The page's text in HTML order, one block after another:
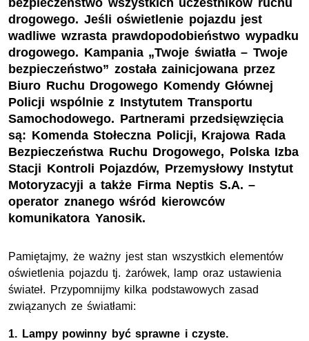
bezpieczeństwo wszystkich uczestników ruchu
drogowego. Jeśli oświetlenie pojazdu jest
wadliwe wzrasta prawdopodobieństwo wypadku
drogowego. Kampania „Twoje światła – Twoje
bezpieczeństwo” została zainicjowana przez
Biuro Ruchu Drogowego Komendy Głównej
Policji wspólnie z Instytutem Transportu
Samochodowego. Partnerami przedsięwzięcia
są: Komenda Stołeczna Policji, Krajowa Rada
Bezpieczeństwa Ruchu Drogowego, Polska Izba
Stacji Kontroli Pojazdów, Przemysłowy Instytut
Motoryzacyji a także Firma Neptis S.A. –
operator znanego wśród kierowców
komunikatora Yanosik.
Pamiętajmy, że ważny jest stan wszystkich elementów
oświetlenia pojazdu tj. żarówek, lamp oraz ustawienia
świateł. Przypomnijmy kilka podstawowych zasad
związanych ze światłami:
1. Lampy powinny być sprawne i czyste.